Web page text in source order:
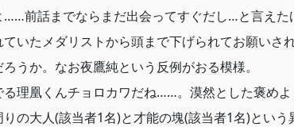
……前話までならまだ出会ってすぐだし…と言え
いたメダリストから頭まで下げられてお願い
うか。なお夜鷹純という反例がおる模様。
理凰くんチョロカワだね……。漠然とした褒め
の大人(該当者1名)と才能の塊(該当者1名)とい